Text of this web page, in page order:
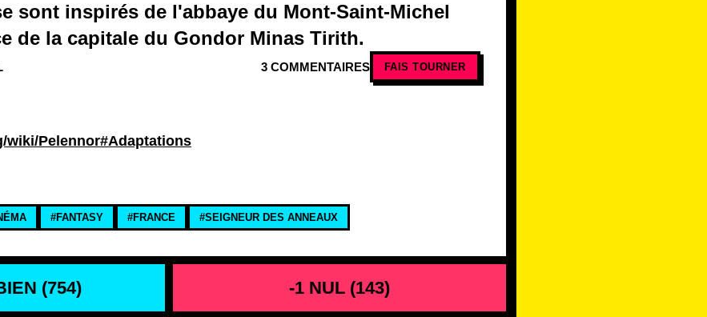
sont inspirés de l'abbaye du Mont-Saint-Michel
de la capitale du Gondor Minas Tirith.
3 COMMENTAIRES FAIS TOURNER
wiki/Pelennor#Adaptations
#FANTASY #FRANCE #SEIGNEUR DES ANNEAUX
(754) -1 NUL (143)